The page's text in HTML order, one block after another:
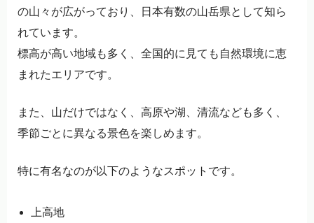
の山々が広がっており、日本有数の山岳県として知ら
れています。
標高が高い地域も多く、全国的に見ても自然環境に恵
まれたエリアです。
また、山だけではなく、高原や湖、清流なども多く、
季節ごとに異なる景色を楽しめます。
特に有名なのが以下のようなスポットです。
上高地